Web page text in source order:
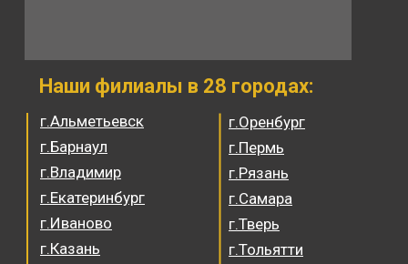
г.Оренбург
г.Пермь
г.Рязань
г.Самара
г.Тверь
г.Тольятти
г.Альметьевск
г.Барнаул
г.Владимир
г.Екатеринбург
г.Иваново
г.Казань
Наши филиалы в 28 городах: